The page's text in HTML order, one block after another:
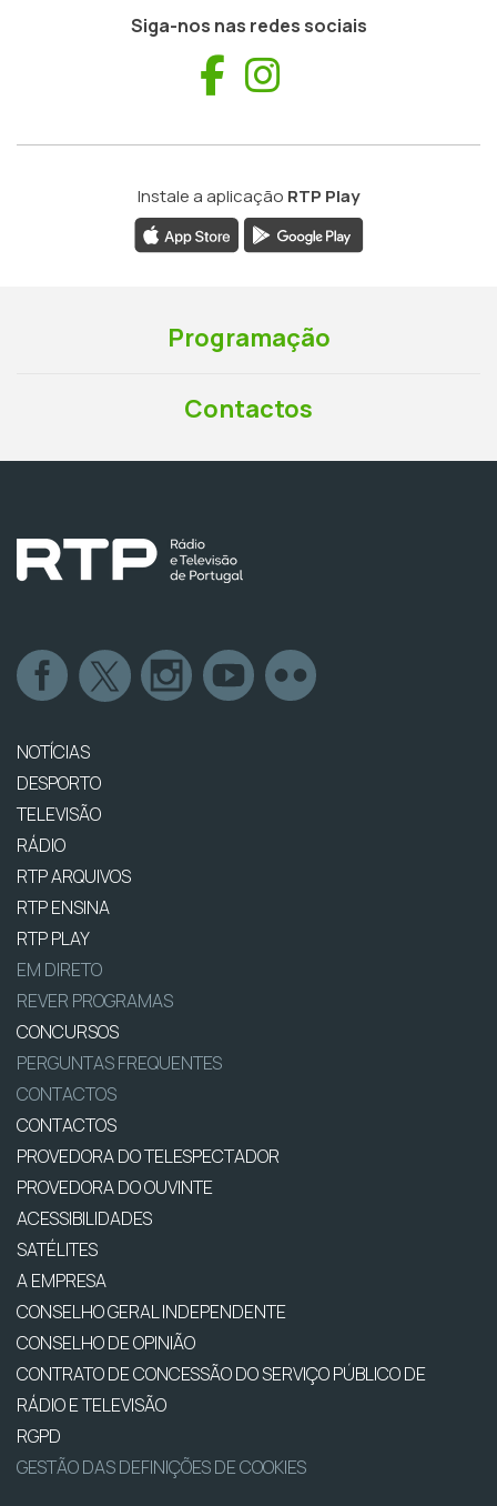
Siga-nos nas redes sociais
Facebook
Instale a aplicação RTP Play
Programação
Contactos
NOTÍCIAS
DESPORTO
TELEVISÃO
RÁDIO
RTP ARQUIVOS
RTP ENSINA
RTP PLAY
EM DIRETO
REVER PROGRAMAS
CONCURSOS
PERGUNTAS FREQUENTES
CONTACTOS
CONTACTOS
PROVEDORA DO TELESPECTADOR
PROVEDORA DO OUVINTE
ACESSIBILIDADES
SATÉLITES
A EMPRESA
CONSELHO GERAL INDEPENDENTE
CONSELHO DE OPINIÃO
CONTRATO DE CONCESSÃO DO SERVIÇO PÚBLICO DE
RÁDIO E TELEVISÃO
RGPD
GESTÃO DAS DEFINIÇÕES DE COOKIES